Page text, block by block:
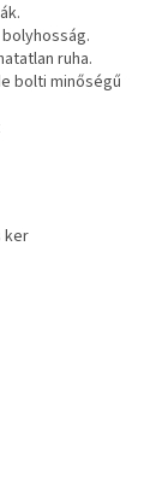
ruha.
bolti minőségű
ker